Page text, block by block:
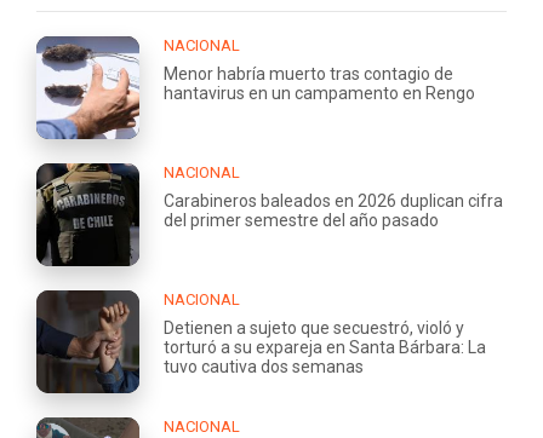
NACIONAL
Menor habría muerto tras contagio de
hantavirus en un campamento en Rengo
NACIONAL
Carabineros baleados en 2026 duplican cifra
del primer semestre del año pasado
NACIONAL
Detienen a sujeto que secuestró, violó y
torturó a su expareja en Santa Bárbara: La
tuvo cautiva dos semanas
NACIONAL